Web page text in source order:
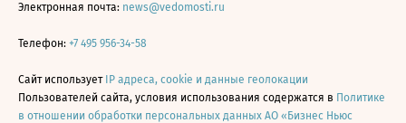
Электронная почта: news@vedomosti.ru
Телефон: +7 495 956-34-58
Сайт использует IP адреса, cookie и данные геолокации
Пользователей сайта, условия использования содержатся в Политике
в отношении обработки персональных данных АО «Бизнес Ньюс